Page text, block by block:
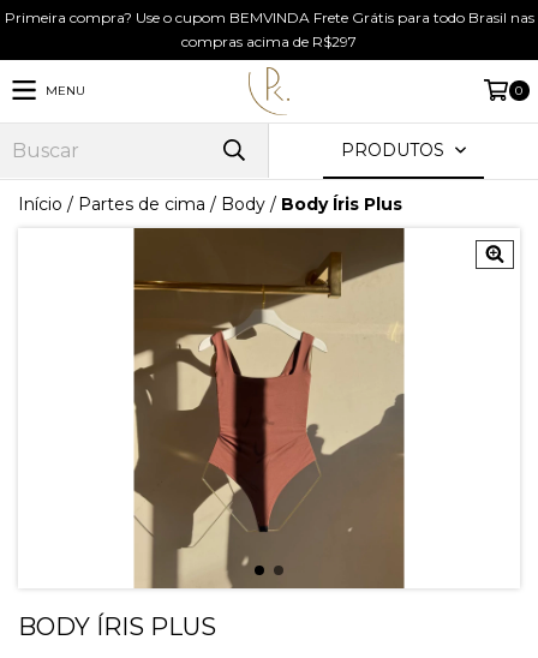
Primeira compra? Use o cupom BEMVINDA Frete Grátis para todo Brasil nas
compras acima de R$297
MENU 0
PRODUTOS
Início / Partes de cima / Body / Body Íris Plus
BODY ÍRIS PLUS